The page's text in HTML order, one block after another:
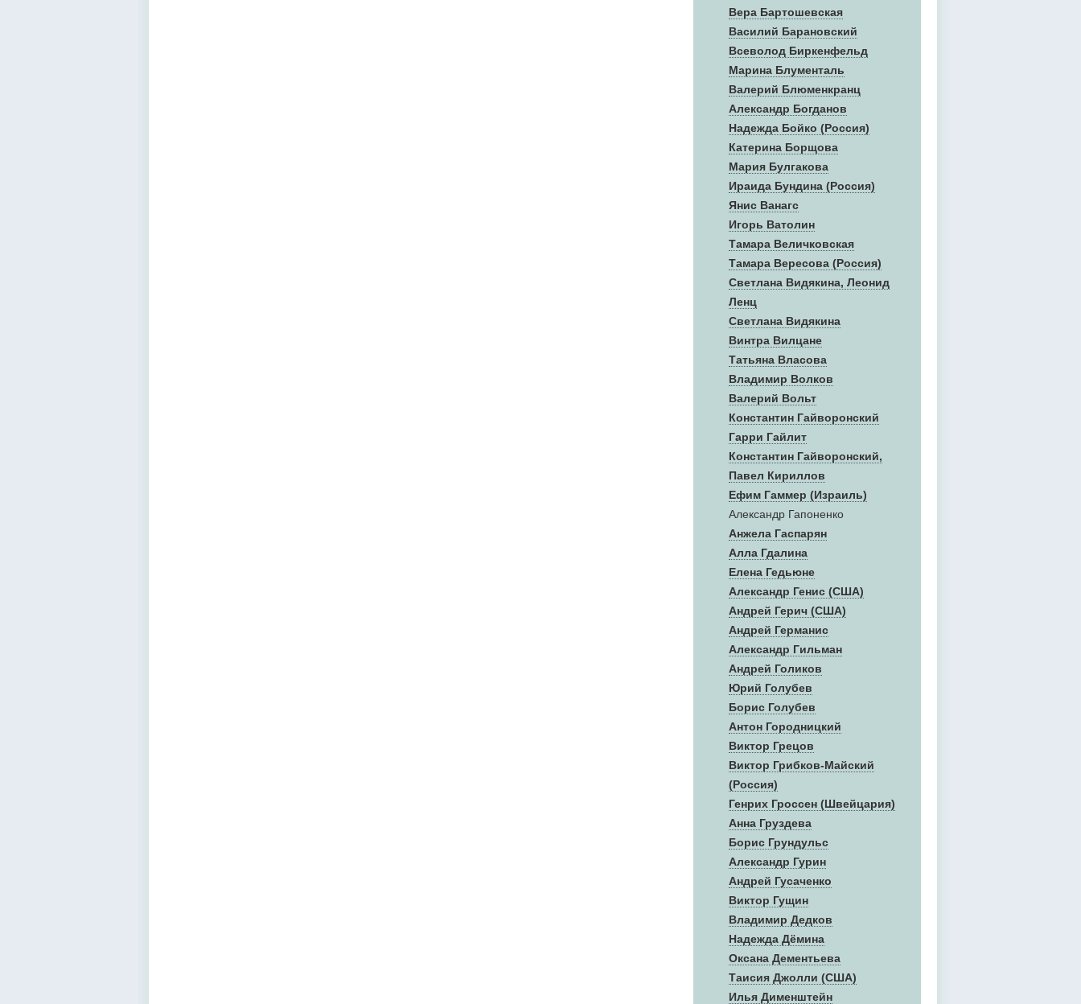
Вера Бартошевская
Василий Барановский
Всеволод Биркенфельд
Марина Блументаль
Валерий Блюменкранц
Александр Богданов
Надежда Бойко (Россия)
Катерина Борщова
Мария Булгакова
Ираида Бундина (Россия)
Янис Ванагс
Игорь Ватолин
Тамара Величковская
Тамара Вересова (Россия)
Светлана Видякина, Леонид
Ленц
Светлана Видякина
Винтра Вилцане
Татьяна Власова
Владимир Волков
Валерий Вольт
Константин Гайворонский
Гарри Гайлит
Константин Гайворонский,
Павел Кириллов
Ефим Гаммер (Израиль)
Александр Гапоненко
Анжела Гаспарян
Алла Гдалина
Елена Гедьюне
Александр Генис (США)
Андрей Герич (США)
Андрей Германис
Александр Гильман
Андрей Голиков
Юрий Голубев
Борис Голубев
Антон Городницкий
Виктор Грецов
Виктор Грибков-Майский
(Россия)
Генрих Гроссен (Швейцария)
Анна Груздева
Борис Грундульс
Александр Гурин
Андрей Гусаченко
Виктор Гущин
Владимир Дедков
Надежда Дёмина
Оксана Дементьева
Таисия Джолли (США)
Илья Дименштейн